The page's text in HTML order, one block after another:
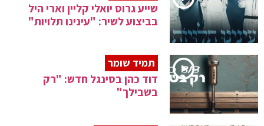
שייע גרוס יואלי קליין וארי היל
בביצוע לשיר: "עינינו תלויות"
תמיד שומר
דוד כהן בסינגל חדש: "רק
בשבילך"